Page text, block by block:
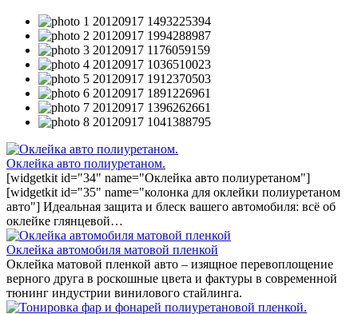
Оклейка авто полиуретаном.
[widgetkit id="34" name="Оклейка авто полиуретаном"]
[widgetkit id="35" name="колонка для оклейки полиуретаном
авто"] Идеальная защита и блеск вашего автомобиля: всё об
оклейке глянцевой…
Оклейка автомобиля матовой пленкой
Оклейка матовой пленкой авто – изящное перевоплощение
верного друга в роскошные цвета и фактуры в современной
тюнинг индустрии винилового стайлинга.